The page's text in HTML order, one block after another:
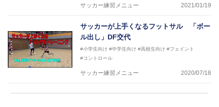
サッカー練習メニュー 2021/01/19
サッカーが上手くなるフットサル 「ボー
ル出し」DF交代
#小学生向け #中学生向け #高校生向け #フェイント
#コントロール
サッカー練習メニュー 2020/07/18